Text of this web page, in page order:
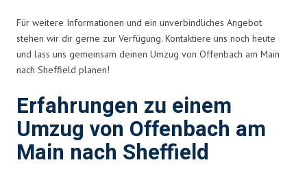
Für weitere Informationen und ein unverbindliches Angebot
stehen wir dir gerne zur Verfügung. Kontaktiere uns noch heute
und lass uns gemeinsam deinen Umzug von Offenbach am Main
nach Sheffield planen!
Erfahrungen zu einem
Umzug von Offenbach am
Main nach Sheffield